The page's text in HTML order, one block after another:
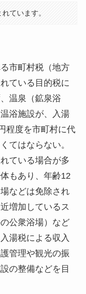
ています。
市町村税（地方
ている目的税に
温泉（鉱泉浴
浴施設が、入湯
程度を市町村に代
てはならない。
ている場合が多
もあり、年齢12
などは免除され
増加しているス
公衆浴場）など
湯税による収入
管理や観光の振
の整備などを目